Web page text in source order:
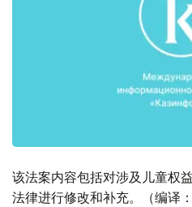
该法案内容包括对涉及儿童权
法律进行修改和补充。（编译：